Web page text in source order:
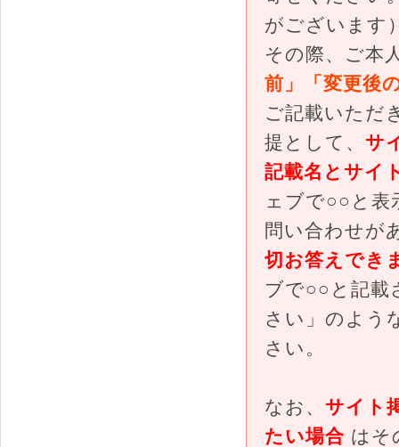
がございます
その際、ご本
前」「変更後
ご記載いただ
提として、 サ
記載名とサイ
ェブで○○と
問い合わせが
切お答えでき
ブで○○と記載
さい」のよう
さい。
なお、 サイト
たい場合 はそ